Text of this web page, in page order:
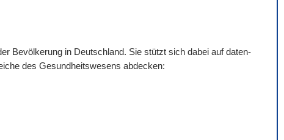
Bevölkerung in Deutschland. Sie stützt sich dabei auf daten-
des Gesundheitswesens abdecken: